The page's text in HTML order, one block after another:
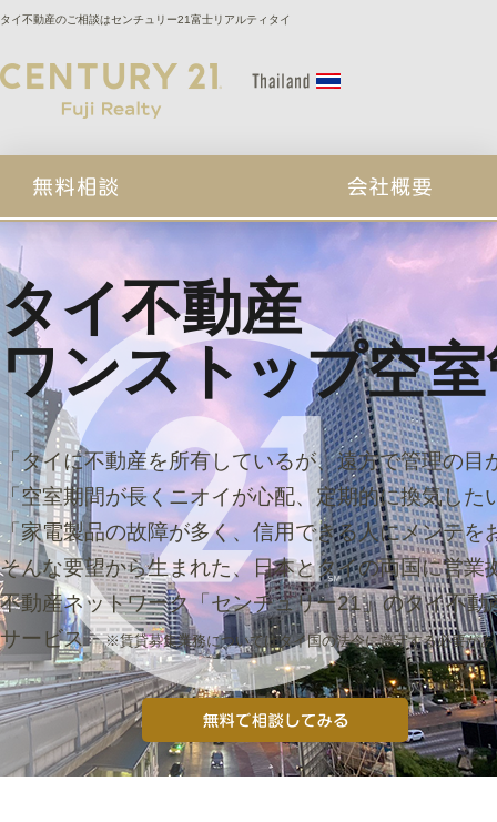
タイ不動産のご相談はセンチュリー21富士リアルティタイ
タイ不動産
ワンストップ空
「タイに不動産を所有しているが、遠方で管理の目
「空室期間が長くニオイが心配、定期的に換気した
「家電製品の故障が多く、信用できる人にメンテを
そんな要望から生まれた、日本とタイの両国に営業
不動産ネットワーク「センチュリー21」のタイ不
サービス※賃貸募集業務についてはタイ国の法令に遵守する必要が